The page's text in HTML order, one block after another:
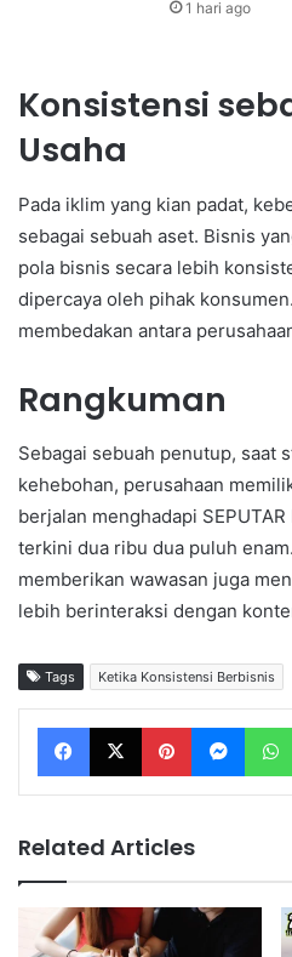
1 hari ago
Konsistensi
Usaha
Pada iklim yang kian padat,
sebagai sebuah aset. Bisnis
pola bisnis secara lebih
dipercaya oleh pihak
membedakan antara
Rangkuman
Sebagai sebuah penutup, saat
kehebohan, perusahaan
berjalan menghadapi
terkini dua ribu dua puluh
memberikan wawasan juga
lebih berinteraksi dengan
Tags Ketika Konsistensi Berbisnis
Facebook X Pinterest Messenger
Related Articles